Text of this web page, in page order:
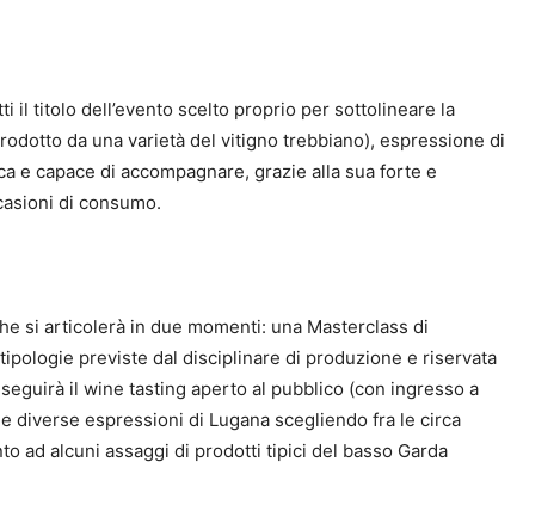
il titolo dell’evento scelto proprio per sottolineare la
da una varietà del vitigno trebbiano), espressione di
e capace di accompagnare, grazie alla sua forte e
di consumo.
si articolerà in due momenti: una Masterclass di
previste dal disciplinare di produzione e riservata
il wine tasting aperto al pubblico (con ingresso a
diverse espressioni di Lugana scegliendo fra le circa
ad alcuni assaggi di prodotti tipici del basso Garda